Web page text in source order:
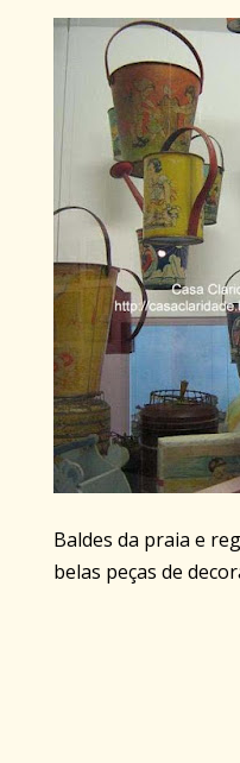
Baldes da praia e
belas peças de